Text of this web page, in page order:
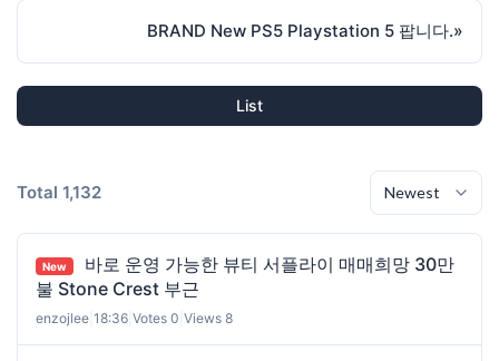
BRAND New PS5 Playstation 5 팝니다.»
List
Total 1,132
New
바로 운영 가능한 뷰티 서플라이 매매희망 30만
불 Stone Crest 부근
enzojlee 18:36 Votes 0 Views 8